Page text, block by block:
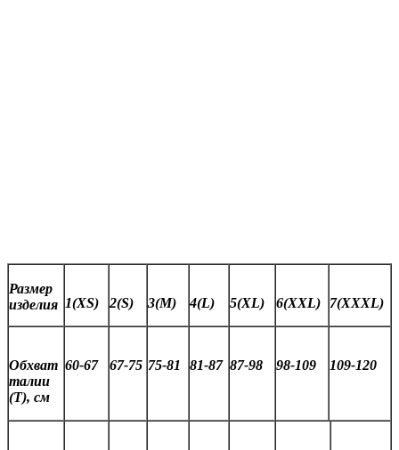
Размер
изделия 1(XS) 2(S) 3(M) 4(L) 5(XL) 6(XXL) 7(XXXL)
Обхват
талии
(Т), см
60-67 67-75 75-81 81-87 87-98 98-109 109-120